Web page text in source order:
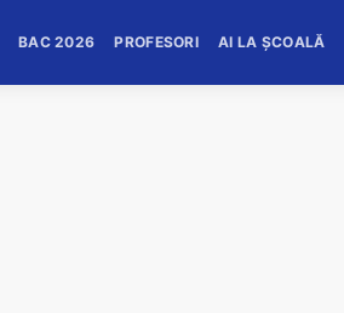
BAC 2026 PROFESORI AI LA ȘCOALĂ